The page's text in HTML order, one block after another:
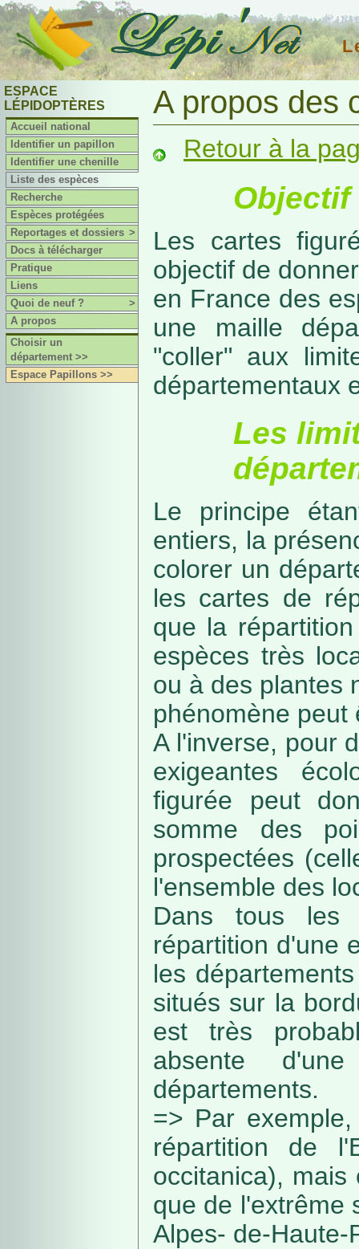
ESPACE
LÉPIDOPTÈRES
Accueil national
Identifier un papillon
Identifier une chenille
Liste des espèces
Recherche
Espèces protégées
Reportages et dossiers >
Docs à télécharger
Pratique
Liens
Quoi de neuf ?
>
A propos
Choisir un
département >>
Espace Papillons >>
A propos des
Retour à la
Objectif
Les cartes
objectif de
en France des
une maille
"coller" aux
départementaux
Les
Le principe
entiers, la
colorer un
les cartes de
que la
espèces très
ou à des plantes
phénomène peut
A l'inverse, pour
exigeantes
figurée peut
somme des
prospectées
l'ensemble des
Dans tous les
répartition d'une
les
situés sur la
est très
absente
départements.
=> Par
répartition de
occitanica),
que de l'extrême
Alpes- de-Haute-